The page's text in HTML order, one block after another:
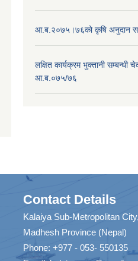
आ.ब.२०७५।७६को कृषि अनुदान
लक्षित कार्यक्रम भुक्तानी सम्बन्धी
आ.ब.०७५/७६
Contact Details
Kalaiya Sub-Metropolitan
Madhesh Province (Nepal)
Phone: +977 - 053- 550135